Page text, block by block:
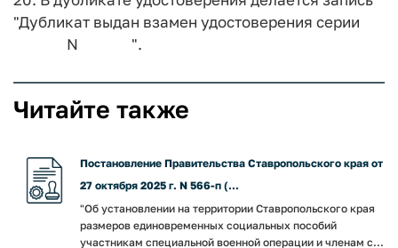
"Дубликат выдан взамен удостоверения серии
N ".
Читайте также
Постановление Правительства Ставропольского края от
27 октября 2025 г. N 566-п (...
"Об установлении на территории Ставропольского края
размеров единовременных социальных пособий
участникам специальной военной операции и членам с...